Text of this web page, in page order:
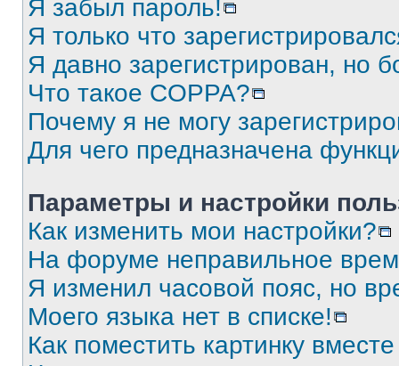
Я забыл пароль!
Я только что
Я давно зарегистрирован, но
Что такое COPPA?
Почему я не могу
Для чего предназначена
Параметры и настройки
Как изменить мои настройки?
На форуме неправильное
Я изменил часовой пояс, но
Моего языка нет в списке!
Как поместить картинку